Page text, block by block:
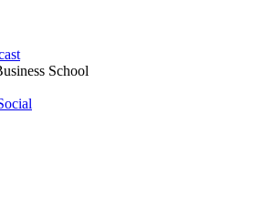
School